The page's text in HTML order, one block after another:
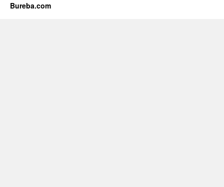
Bureba.com